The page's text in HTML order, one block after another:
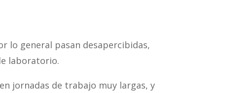
lo general pasan desapercibidas,
laboratorio.
jornadas de trabajo muy largas, y